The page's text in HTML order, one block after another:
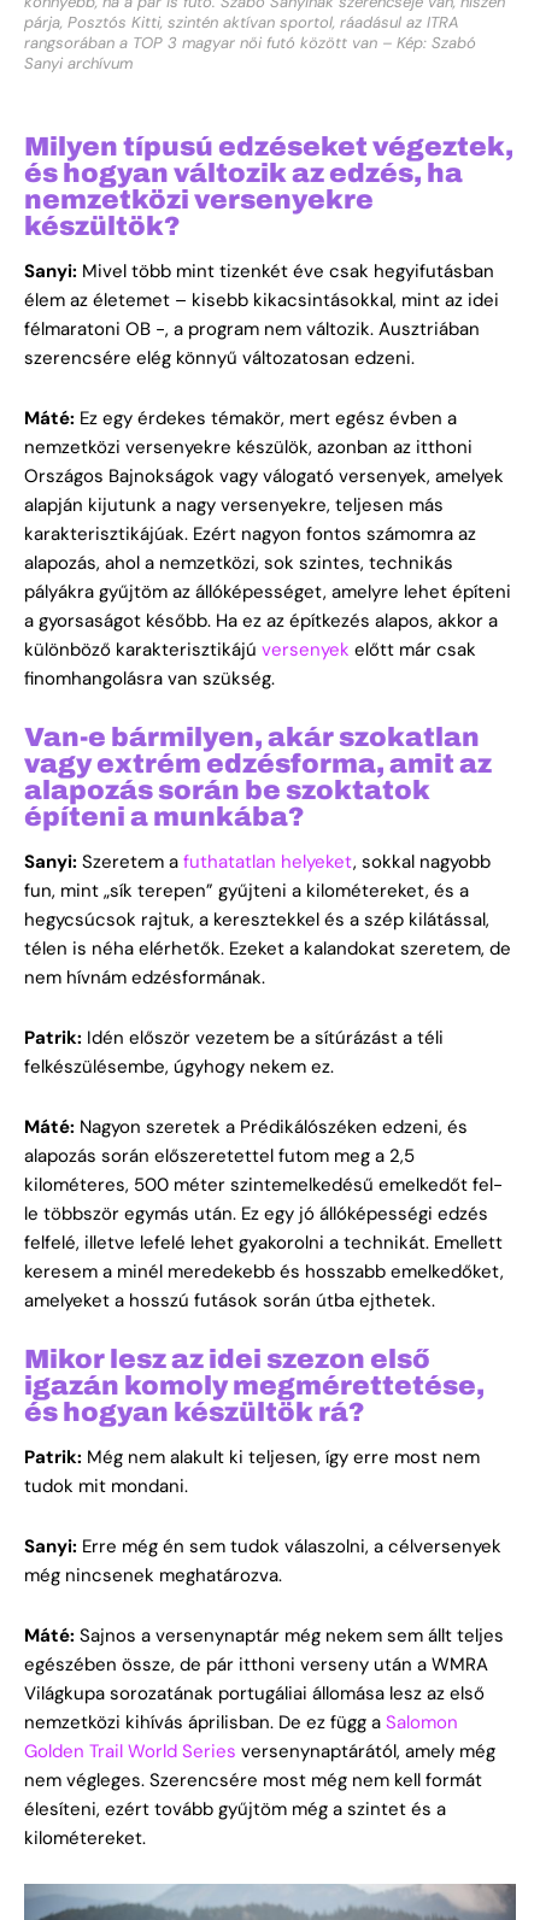
párja, Posztós Kitti, szintén aktívan sportol, ráadásul az ITRA
rangsorában a TOP 3 magyar női futó között van – Kép: Szabó
Sanyi archívum
Milyen típusú edzéseket végeztek,
és hogyan változik az edzés, ha
nemzetközi versenyekre
készültök?
Sanyi: Mivel több mint tizenkét éve csak hegyifutásban
élem az életemet – kisebb kikacsintásokkal, mint az idei
félmaratoni OB -, a program nem változik. Ausztriában
szerencsére elég könnyű változatosan edzeni.
Máté: Ez egy érdekes témakör, mert egész évben a
nemzetközi versenyekre készülök, azonban az itthoni
Országos Bajnokságok vagy válogató versenyek, amelyek
alapján kijutunk a nagy versenyekre, teljesen más
karakterisztikájúak. Ezért nagyon fontos számomra az
alapozás, ahol a nemzetközi, sok szintes, technikás
pályákra gyűjtöm az állóképességet, amelyre lehet építeni
a gyorsaságot később. Ha ez az építkezés alapos, akkor a
különböző karakterisztikájú versenyek előtt már csak
finomhangolásra van szükség.
Van-e bármilyen, akár szokatlan
vagy extrém edzésforma, amit az
alapozás során be szoktatok
építeni a munkába?
Sanyi: Szeretem a futhatatlan helyeket, sokkal nagyobb
fun, mint „sík terepen” gyűjteni a kilométereket, és a
hegycsúcsok rajtuk, a keresztekkel és a szép kilátással,
télen is néha elérhetők. Ezeket a kalandokat szeretem, de
nem hívnám edzésformának.
Patrik: Idén először vezetem be a sítúrázást a téli
felkészülésembe, úgyhogy nekem ez.
Máté: Nagyon szeretek a Prédikálószéken edzeni, és
alapozás során előszeretettel futom meg a 2,5
kilométeres, 500 méter szintemelkedésű emelkedőt fel-
le többször egymás után. Ez egy jó állóképességi edzés
felfelé, illetve lefelé lehet gyakorolni a technikát. Emellett
keresem a minél meredekebb és hosszabb emelkedőket,
amelyeket a hosszú futások során útba ejthetek.
Mikor lesz az idei szezon első
igazán komoly megmérettetése,
és hogyan készültök rá?
Patrik: Még nem alakult ki teljesen, így erre most nem
tudok mit mondani.
Sanyi: Erre még én sem tudok válaszolni, a célversenyek
még nincsenek meghatározva.
Máté: Sajnos a versenynaptár még nekem sem állt teljes
egészében össze, de pár itthoni verseny után a WMRA
Világkupa sorozatának portugáliai állomása lesz az első
nemzetközi kihívás áprilisban. De ez függ a Salomon
Golden Trail World Series versenynaptárától, amely még
nem végleges. Szerencsére most még nem kell formát
élesíteni, ezért tovább gyűjtöm még a szintet és a
kilométereket.